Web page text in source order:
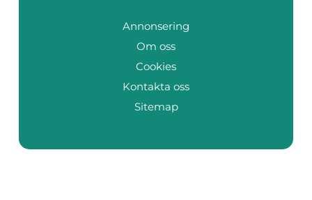
Annonsering
Om oss
Cookies
Kontakta oss
Sitemap